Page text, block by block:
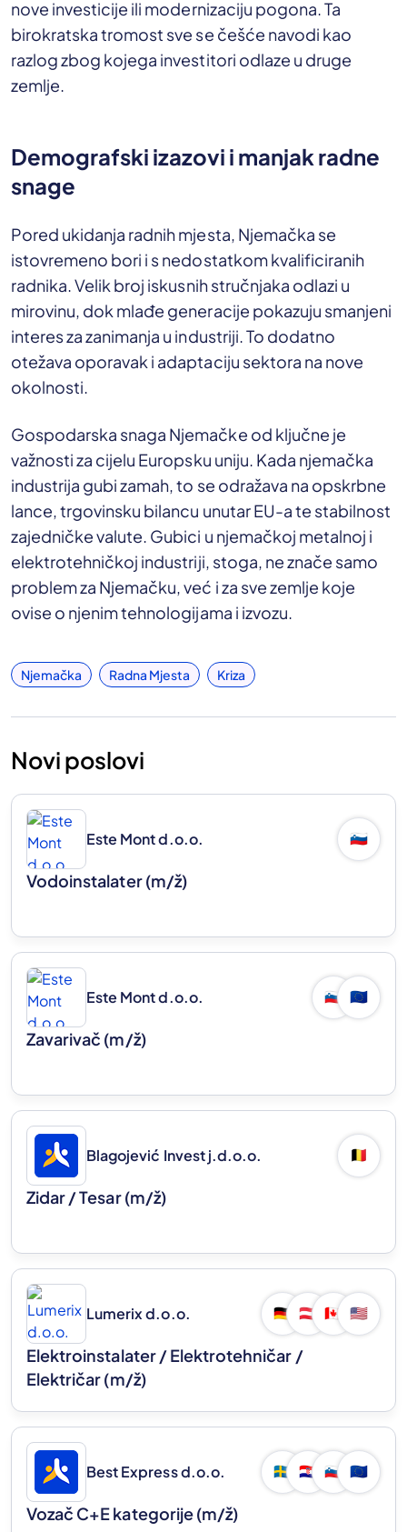
nove investicije ili modernizaciju pogona. Ta
birokratska tromost sve se češće navodi kao
razlog zbog kojega investitori odlaze u druge
zemlje.
Demografski izazovi i manjak radne
snage
Pored ukidanja radnih mjesta, Njemačka se
istovremeno bori i s nedostatkom kvalificiranih
radnika. Velik broj iskusnih stručnjaka odlazi u
mirovinu, dok mlađe generacije pokazuju smanjeni
interes za zanimanja u industriji. To dodatno
otežava oporavak i adaptaciju sektora na nove
okolnosti.
Gospodarska snaga Njemačke od ključne je
važnosti za cijelu Europsku uniju. Kada njemačka
industrija gubi zamah, to se odražava na opskrbne
lance, trgovinsku bilancu unutar EU-a te stabilnost
zajedničke valute. Gubici u njemačkoj metalnoj i
elektrotehničkoj industriji, stoga, ne znače samo
problem za Njemačku, već i za sve zemlje koje
ovise o njenim tehnologijama i izvozu.
Njemačka Radna Mjesta Kriza
Novi poslovi
Este Mont d.o.o. 🇸🇮
Vodoinstalater(m/ž)
Este Mont d.o.o. 🇸🇮 🇪🇺
Zavarivač (m/ž)
Blagojević Invest j.d.o.o. 🇧🇪
Zidar / Tesar(m/ž)
Lumerix d.o.o. 🇩🇪 🇦🇹 🇨🇦 🇺🇸
Elektroinstalater / Elektrotehničar /
Električar(m/ž)
Best Express d.o.o. 🇸🇪 🇭🇷 🇸🇮 🇪🇺
Vozač C+E kategorije(m/ž)